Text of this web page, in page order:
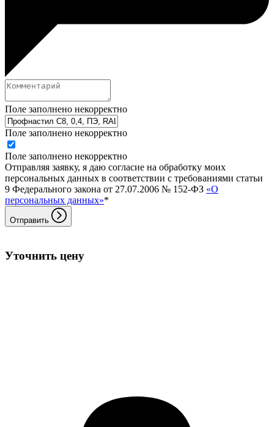
Поле заполнено некорректно
Поле заполнено некорректно
Поле заполнено некорректно
Отправляя заявку, я даю согласие на обработку моих
персональных данных в соответствии с требованиями статьи
9 Федерального закона от 27.07.2006 № 152-ФЗ «О
персональных данных»*
Отправить
Уточнить цену